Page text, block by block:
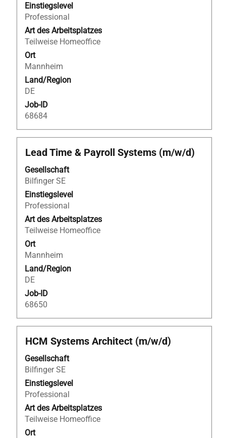
Einstiegslevel
Professional
Art des Arbeitsplatzes
Teilweise Homeoffice
Ort
Mannheim
Land/Region
DE
Job-ID
68684
um
die
Stelleninformationen
vollständig
anzuzeigen.
Stellenbezeichnung
Lead Time & Payroll Systems (m/w/d)
Gesellschaft
Bilfinger SE
Einstiegslevel
Professional
Art des Arbeitsplatzes
Teilweise Homeoffice
Ort
Mannheim
Land/Region
DE
Job-ID
68650
Drücken
die
Leertaste,
um
die
Stelleninformationen
vollständig
anzuzeigen.
Stellenbezeichnung
HCM Systems Architect (m/w/d)
Gesellschaft
Bilfinger SE
Einstiegslevel
Professional
Art des Arbeitsplatzes
Teilweise Homeoffice
Ort
Drücken
die
Leertaste,
um
die
Stelleninformationen
vollständig
anzuzeigen.